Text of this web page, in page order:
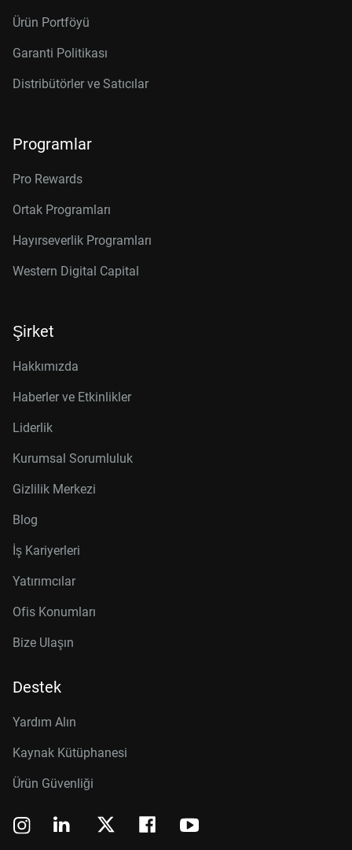
Ürün Portföyü
Garanti Politikası
Distribütörler ve Satıcılar
Programlar
Pro Rewards
Ortak Programları
Hayırseverlik Programları
Western Digital Capital
Şirket
Hakkımızda
Haberler ve Etkinlikler
Liderlik
Kurumsal Sorumluluk
Gizlilik Merkezi
Blog
İş Kariyerleri
Yatırımcılar
Ofis Konumları
Bize Ulaşın
Destek
Yardım Alın
Kaynak Kütüphanesi
Ürün Güvenliği